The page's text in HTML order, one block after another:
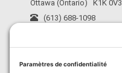
Ottawa (Ontario) K1K 0V3
(613) 688-1098
›À propos